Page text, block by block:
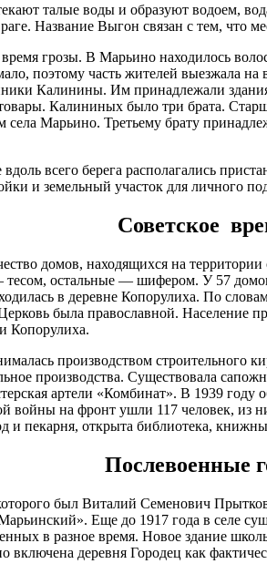
61
63
65
65
66"А"
67
68
69
7
71а
71а
72
72
72
73
73
74
75
76 а
8
81
талые воды и образуют водоем,
Название Выгон связан с тем, что
грозы. В Марьино находилось
поэтому часть жителей выезжала
Калинины. Им принадлежали
Калининых было три брата.
Марьино. Третьему брату
всего берега располагались
и земельный участок для личного
Советское
домов, находящихся на
тесом, остальные — шифером. У 57
в деревне Копорулиха. По
была православной. Население
Копорулиха.
производством строительного
производства. Существовала
артели «Комбинат». В 1939
на фронт ушли 117 человек, из
пекарня, открыта библиотека,
Послевоенные
был Виталий Семенович
Еще до 1917 года в селе
в разное время. Новое здание
деревня Городец как